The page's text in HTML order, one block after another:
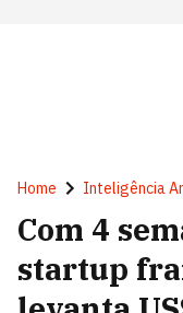
Home Inteligência
Com 4
startup